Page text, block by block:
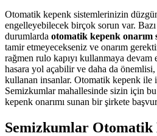
Otomatik kepenk sistemlerinizin düzgün
engelleyebilecek birçok sorun var.
durumlarda otomatik kepenk onarım
tamir etmeyecekseniz ve onarım
rağmen rulo kapıyı kullanmaya
hasara yol açabilir ve daha da önemlisi,
kullanan insanlar. Otomatik kepenk ile
Semizkumlar mahallesinde sizin için
kepenk onarımı sunan bir şirkete
Semizkumlar Otomatik